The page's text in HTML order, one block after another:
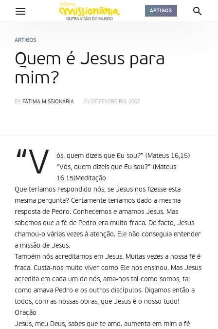
ARTIGOS
ARTIGOS
Quem é Jesus para
mim?
BY FÁTIMA MISSIONÁRIA 21 DE FEVEREIRO, 2007
“V
ós, quem dizeis que Eu sou?” (Mateus 16,15)
“Vós, quem dizeis que Eu sou?” (Mateus
16,15)Meditação
Que teríamos respondido nós, se Jesus nos fizesse esta
mesma pergunta? Certamente teríamos dado a mesma
resposta de Pedro. Conhecemos e amamos Jesus. Mas
sabemos que a fé de Pedro era muito fraca. De facto, Jesus
chamou-o várias vezes à atenção. Ele não conseguia entender
a missão de Jesus.
Também nós acreditamos em Jesus. Muitas vezes a nossa fé é
fraca. Custa-nos muito viver como Ele nos ensinou. Mas Jesus
acredita em cada um de nós, ama-nos tal como somos, tal
como amava Pedro e os outros discípulos. Digamos então a
todos, com as nossas obras, que Jesus é o nosso tudo!
Oração
Jesus, meu Deus, sabes que te amo. aumenta em mim a fé